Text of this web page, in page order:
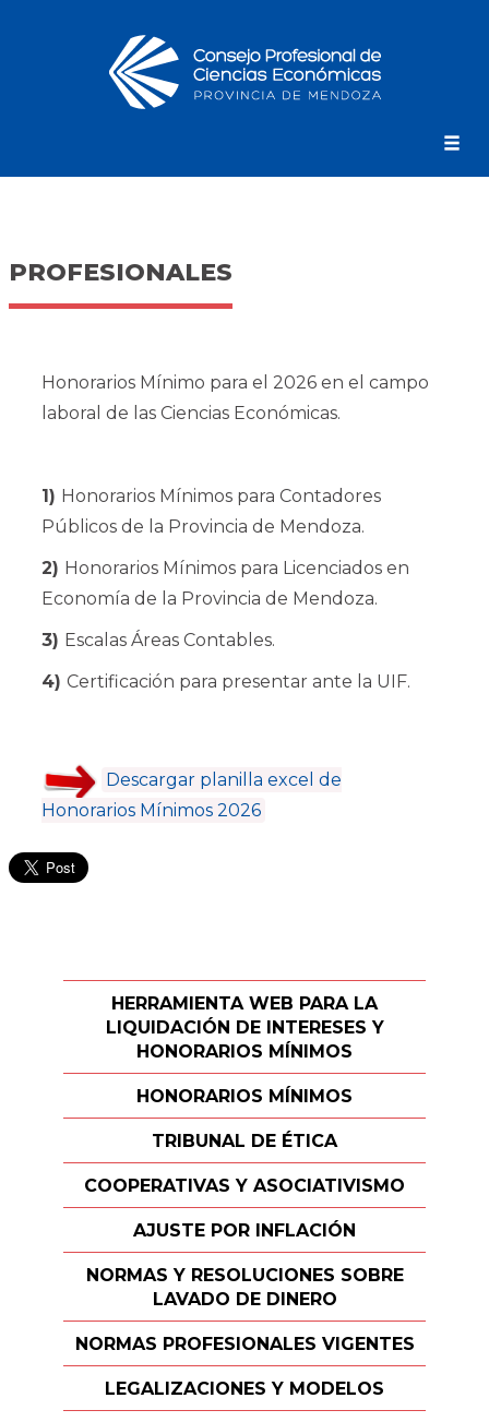
PROFESIONALES
Honorarios Mínimo para el 2026 en el campo
laboral de las Ciencias Económicas.
1) Honorarios Mínimos para Contadores
Públicos de la Provincia de Mendoza.
2) Honorarios Mínimos para Licenciados en
Economía de la Provincia de Mendoza.
3) Escalas Áreas Contables.
4) Certificación para presentar ante la UIF.
Descargar planilla excel de
Honorarios Mínimos 2026
HERRAMIENTA WEB PARA LA
LIQUIDACIÓN DE INTERESES Y
HONORARIOS MÍNIMOS
HONORARIOS MÍNIMOS
TRIBUNAL DE ÉTICA
COOPERATIVAS Y ASOCIATIVISMO
AJUSTE POR INFLACIÓN
NORMAS Y RESOLUCIONES SOBRE
LAVADO DE DINERO
NORMAS PROFESIONALES VIGENTES
LEGALIZACIONES Y MODELOS